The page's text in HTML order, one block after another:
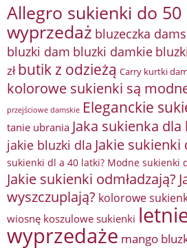
Allegro sukienki do 50
wyprzedaż bluzeczka
bluzki dam bluzki damkie
zł butik z odzieżą Carry kurtki
kolorowe sukienki są
przejściowe damskie Eleganckie
tanie ubrania Jaka sukienka
jakie bluzki dla Jakie sukienki
sukienki dl a 40 latki? Modne sukienki
Jakie sukienki odmładzają?
wyszczuplają? kolorowe
wiosnę koszulowe sukienki
wyprzedaże mango